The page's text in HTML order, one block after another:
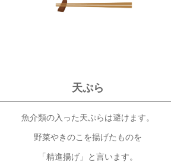
天ぷら
魚介類の入った天ぷらは避けます。
野菜やきのこを揚げたものを
「精進揚げ」と言います。